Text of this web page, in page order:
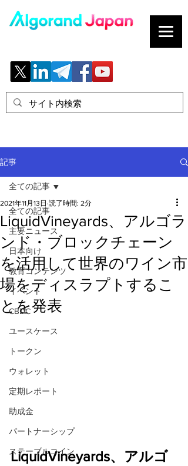
記事
全ての記事
主要ニュース
日本向け
教育コンテンツ
イベント
CBDC
ユースケース
トークン
ウォレット
定期レポート
助成金
パートナーシップ
ステーブルコイン
全ての記事
LiquidVineyards、アルゴラ
ンド・ブロックチェーン
を活用して世界のワイン市
場をディスラプトするこ
とを発表
2021年11月13日 読了時間: 2分
LiquidVineyards、アルゴ